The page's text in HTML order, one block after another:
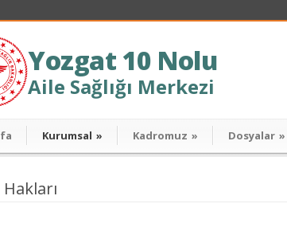
Yozgat 10 Nolu
Aile Sağlığı Merkezi
Kurumsal » Kadromuz » Dosyalar »